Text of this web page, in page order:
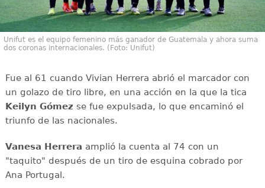
Unifut es el equipo femenino más ganador de Guatemala y ahora suma
dos coronas internacionales. (Foto: Unifut)
Fue al 61 cuando Vivian Herrera abrió el marcador con
un golazo de tiro libre, en una acción en la que la tica
Keilyn Gómez se fue expulsada, lo que encaminó el
triunfo de las nacionales.
Vanesa Herrera amplió la cuenta al 74 con un
"taquito" después de un tiro de esquina cobrado por
Ana Portugal.